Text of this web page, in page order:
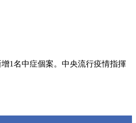
1名中症個案。中央流行疫情指揮